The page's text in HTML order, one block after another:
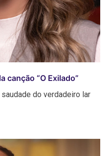
canção “O Exilado”
do verdadeiro lar